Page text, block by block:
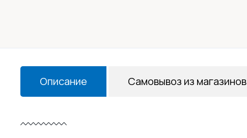
Описание Самовывоз из магазинов